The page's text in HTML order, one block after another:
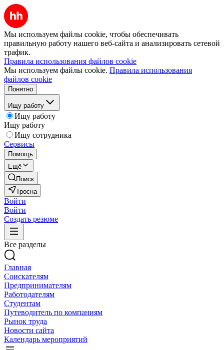
Мы используем файлы cookie, чтобы обеспечивать
правильную работу нашего веб-сайта и анализировать сетевой
трафик.
Правила использования файлов cookie
Мы используем файлы cookie. Правила использования
файлов cookie
Понятно
Ищу работу
Ищу работу
Ищу работу
Ищу сотрудника
Сервисы
Помощь
Ещё
Поиск
Тросна
Войти
Войти
Создать резюме
Все разделы
Главная
Соискателям
Предпринимателям
Работодателям
Студентам
Путеводитель по компаниям
Рынок труда
Новости сайта
Календарь мероприятий